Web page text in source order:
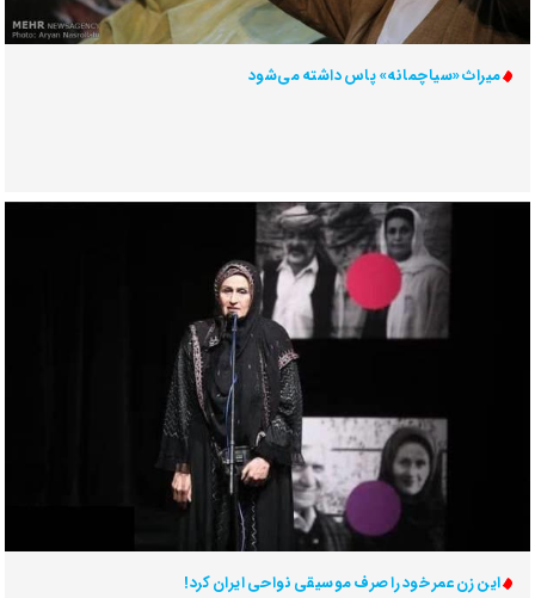
میراث «سیاچمانه» پاس داشته می‌شود
این زن عمر خود را صرف موسیقی نواحی ایران کرد!